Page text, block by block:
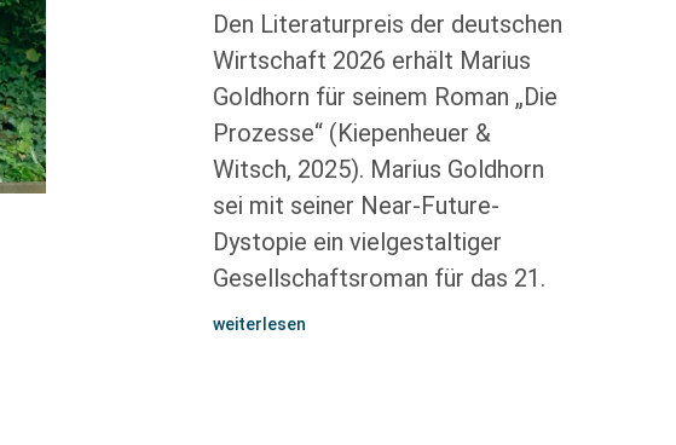
Den Literaturpreis der deutschen
Wirtschaft 2026 erhält Marius
Goldhorn für seinem Roman „Die
Prozesse“ (Kiepenheuer &
Witsch, 2025). Marius Goldhorn
sei mit seiner Near-Future-
Dystopie ein vielgestaltiger
Gesellschaftsroman für das 21.
weiterlesen